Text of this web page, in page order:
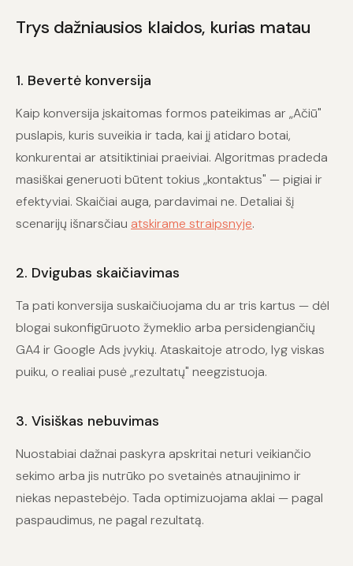
Trys dažniausios klaidos, kurias matau
1. Bevertė konversija
Kaip konversija įskaitomas formos pateikimas ar „Ačiū"
puslapis, kuris suveikia ir tada, kai jį atidaro botai,
konkurentai ar atsitiktiniai praeiviai. Algoritmas pradeda
masiškai generuoti būtent tokius „kontaktus" — pigiai ir
efektyviai. Skaičiai auga, pardavimai ne. Detaliai šį
scenarijų išnarsčiau atskirame straipsnyje.
2. Dvigubas skaičiavimas
Ta pati konversija suskaičiuojama du ar tris kartus — dėl
blogai sukonfigūruoto žymeklio arba persidengiančių
GA4 ir Google Ads įvykių. Ataskaitoje atrodo, lyg viskas
puiku, o realiai pusė „rezultatų" neegzistuoja.
3. Visiškas nebuvimas
Nuostabiai dažnai paskyra apskritai neturi veikiančio
sekimo arba jis nutrūko po svetainės atnaujinimo ir
niekas nepastebėjo. Tada optimizuojama aklai — pagal
paspaudimus, ne pagal rezultatą.